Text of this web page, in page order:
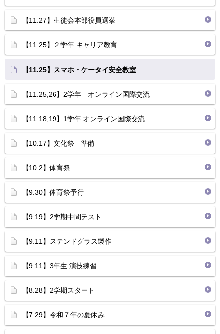
【11.27】生徒会本部役員選挙
【11.25】２学年 キャリア教育
【11.25】スマホ・ケータイ安全教室
【11.25,26】2学年 オンライン国際交流
【11.18,19】1学年 オンライン国際交流
【10.17】文化祭 準備
【10.2】体育祭
【9.30】体育祭予行
【9.19】2学期中間テスト
【9.11】ステンドグラス製作
【9.11】3年生 演技練習
【8.28】2学期スタート
【7.29】令和７年の夏休み